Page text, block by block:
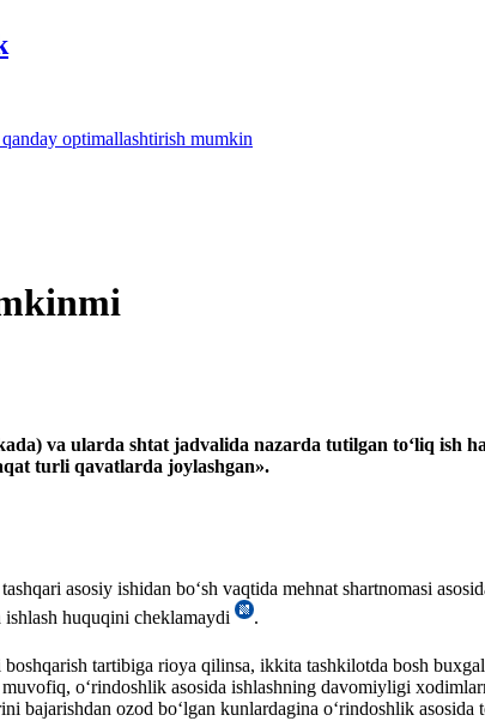
optimallashtirish mumkin
va ularda shtat jadvalida nazarda tutilgan toʻliq
turli qavatlarda joylashgan».
asosiy ishidan boʻsh vaqtida mehnat shartnomasi
huquqini cheklamaydi
.
tartibiga rioya qilinsa, ikkita tashkilotda bosh
muvofiq, oʻrindoshlik asosida ishlashning davomiyligi
bajarishdan ozod boʻlgan kunlardagina oʻrindoshlik asosida